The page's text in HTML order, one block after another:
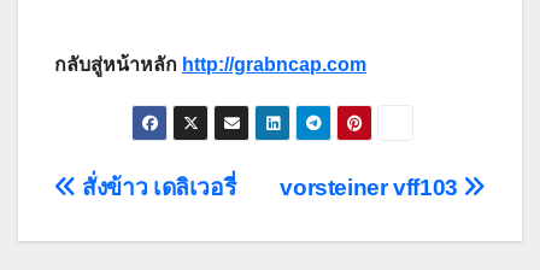
กลับสู่หน้าหลัก http://grabncap.com
Post
navigation
vorsteiner vff103
สั่งข้าว เดลิเวอรี่